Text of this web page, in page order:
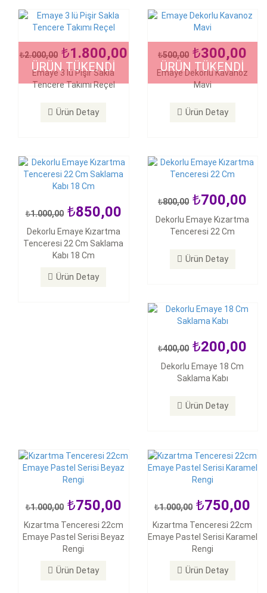
ÜRÜN TÜKENDİ
2.000,00 1.800,00
Emaye 3 lü Pişir Sakla
Tencere Takımı Reçel
Ürün Detay
ÜRÜN TÜKENDİ
500,00 300,00
Emaye Dekorlu Kavanoz
Mavi
Ürün Detay
1.000,00 850,00
Dekorlu Emaye Kızartma
Tenceresi 22 Cm Saklama
Kabı 18 Cm
Ürün Detay
1.000,00 850,00
Dekorlu Emaye Kızartma
Kabı 18 Cm
800,00 700,00
Dekorlu Emaye Kızartma
Tenceresi 22 Cm
Ürün Detay
800,00 700,00
400,00 200,00
Dekorlu Emaye 18 Cm
Saklama Kabı
Ürün Detay
400,00 200,00
1.000,00 750,00
Kızartma Tenceresi 22cm
Emaye Pastel Serisi Beyaz
Rengi
Ürün Detay
1.000,00 750,00
Kızartma Tenceresi 22cm
Emaye Pastel Serisi Karamel
Rengi
Ürün Detay
1.000,00 750,00
Kızartma Tenceresi 22cm
Rengi
1.000,00 750,00
Kızartma Tenceresi 22cm
Emaye Pastel Serisi Kırmızı
Rengi
1.000,00 750,00
Kızartma Tenceresi 22cm
Emaye Pastel Serisi Lacivert
Rengi